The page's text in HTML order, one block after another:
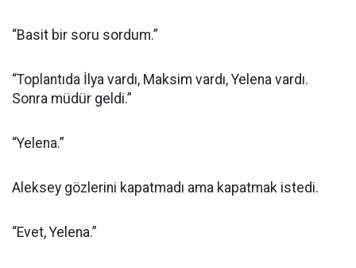
“Basit bir soru sordum.”
“Toplantıda İlya vardı, Maksim vardı, Yelena vardı.
Sonra müdür geldi.”
“Yelena.”
Aleksey gözlerini kapatmadı ama kapatmak istedi.
“Evet, Yelena.”